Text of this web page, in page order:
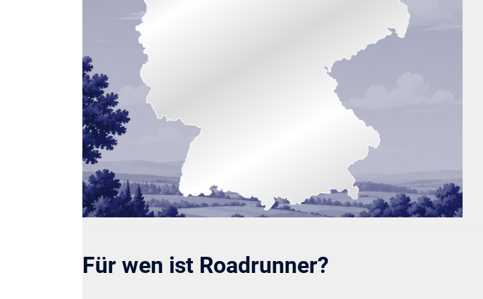
Für wen ist Roadrunner?